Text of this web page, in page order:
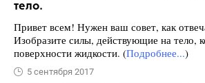
тело.
Привет всем! Нужен ваш совет, как
Изобразите силы, действующие на тело,
поверхности жидкости. (Подробнее...)
5 сентября 2017